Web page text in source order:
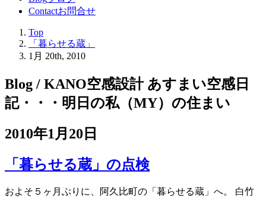
Contactお問合せ
Top
「暮らせる蔵」
1月 20th, 2010
Blog / KANO空感設計 あすまい空感日
記・・・明日の私（MY）の住まい
2010年1月20日
「暮らせる蔵」の点検
およそ５ヶ月ぶりに、阿久比町の「暮らせる蔵」へ。 白竹